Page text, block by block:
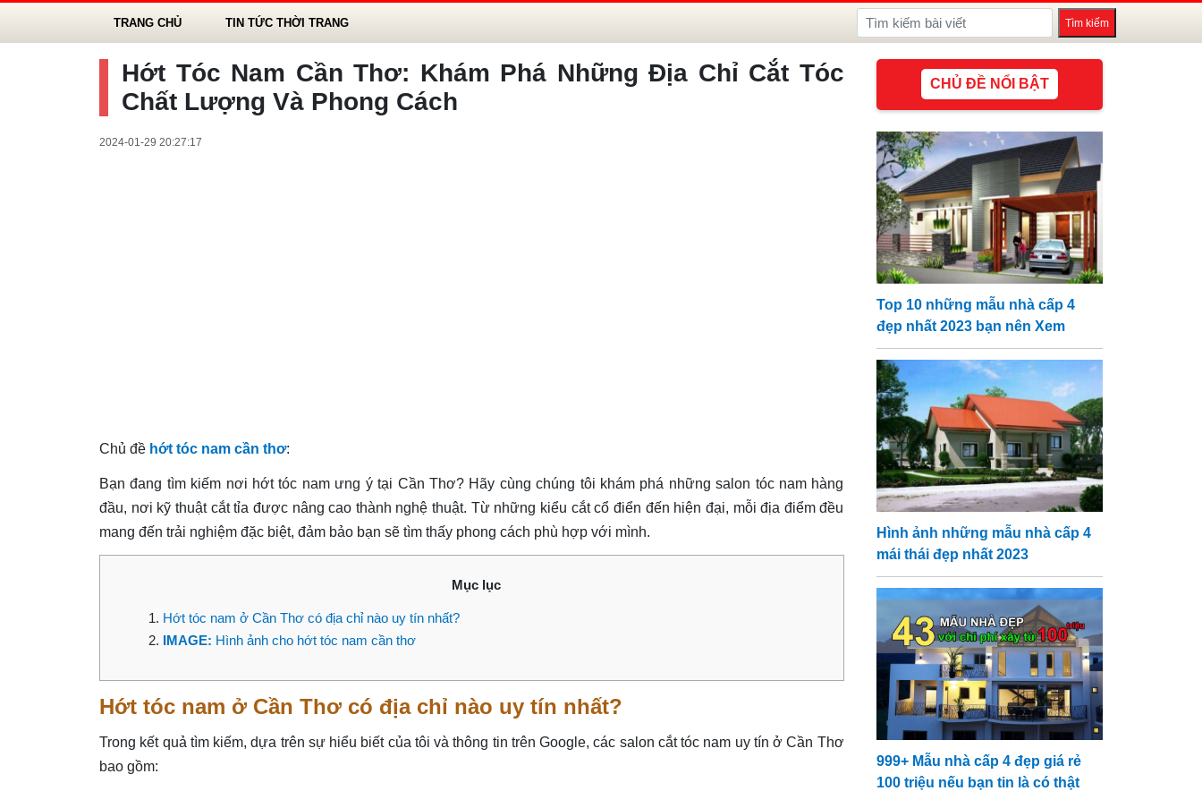
TRANG CHỦ TIN TỨC THỜI TRANG
Hớt Tóc Nam Cần Thơ: Khám Phá Những Địa Chỉ Cắt Tóc
Chất Lượng Và Phong Cách
2024-01-29 20:27:17
Chủ đề hớt tóc nam cần thơ:
Bạn đang tìm kiếm nơi hớt tóc nam ưng ý tại Cần Thơ? Hãy cùng chúng tôi khám phá những salon tóc nam hàng
đầu, nơi kỹ thuật cắt tỉa được nâng cao thành nghệ thuật. Từ những kiểu cắt cổ điển đến hiện đại, mỗi địa điểm đều
mang đến trải nghiệm đặc biệt, đảm bảo bạn sẽ tìm thấy phong cách phù hợp với mình.
Mục lục
Hớt tóc nam ở Cần Thơ có địa chỉ nào uy tín nhất?
IMAGE: Hình ảnh cho hớt tóc nam cần thơ
Hớt tóc nam ở Cần Thơ có địa chỉ nào uy tín nhất?
Trong kết quả tìm kiếm, dựa trên sự hiểu biết của tôi và thông tin trên Google, các salon cắt tóc nam uy tín ở Cần Thơ
bao gồm:
CHỦ ĐỀ NỔI BẬT
Top 10 những mẫu nhà cấp 4
đẹp nhất 2023 bạn nên Xem
Hình ảnh những mẫu nhà cấp 4
mái thái đẹp nhất 2023
999+ Mẫu nhà cấp 4 đẹp giá rẻ
100 triệu nếu bạn tin là có thật